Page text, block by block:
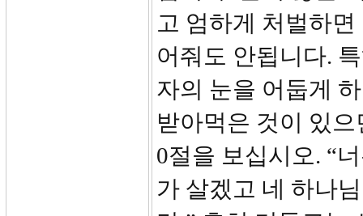
고 엄하게 처벌하
어줘도 안됩니다.
자의 눈을 어둡게
받아먹은 것이 있
0절을 보십시오. “
가 살겠고 네 하나